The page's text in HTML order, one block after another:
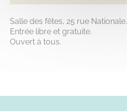
Salle des fêtes, 25 rue Nationale.
Entrée libre et gratuite.
Ouvert à tous.